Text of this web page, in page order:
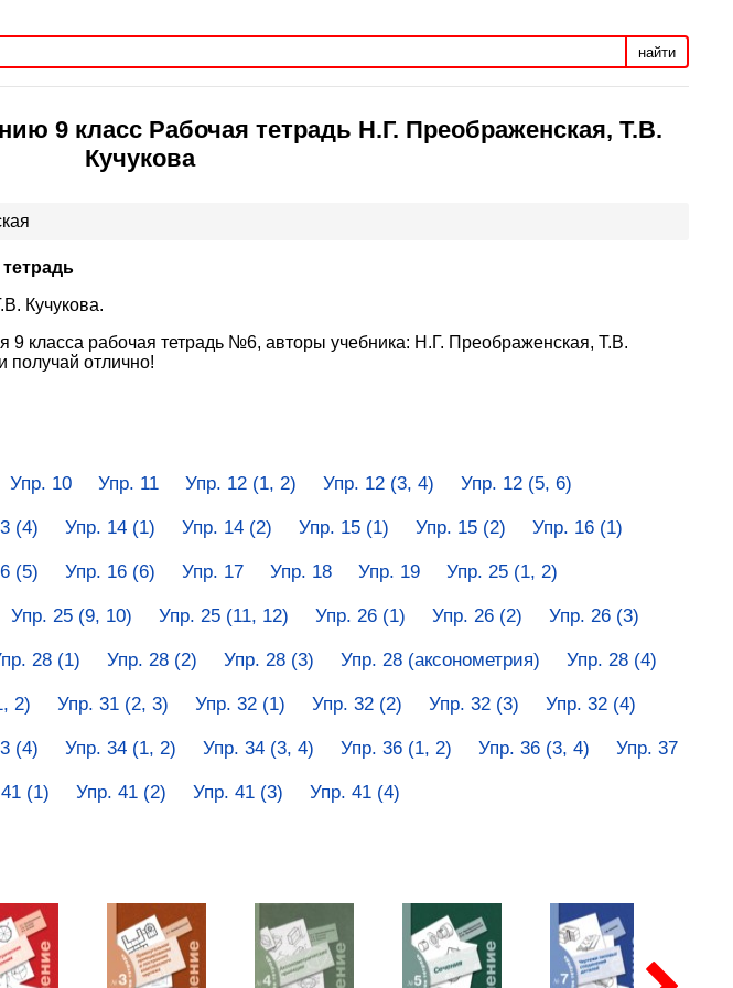
найти
9 класс Рабочая тетрадь Н.Г. Преображенская, Т.В.
Кучукова
Кучукова.
класса рабочая тетрадь №6, авторы учебника: Н.Г. Преображенская, Т.В.
получай отлично!
Упр. 10 Упр. 11 Упр. 12 (1, 2) Упр. 12 (3, 4) Упр. 12 (5, 6)
(4) Упр. 14 (1) Упр. 14 (2) Упр. 15 (1) Упр. 15 (2) Упр. 16 (1)
(5) Упр. 16 (6) Упр. 17 Упр. 18 Упр. 19 Упр. 25 (1, 2)
Упр. 25 (9, 10) Упр. 25 (11, 12) Упр. 26 (1) Упр. 26 (2) Упр. 26 (3)
28 (1) Упр. 28 (2) Упр. 28 (3) Упр. 28 (аксонометрия) Упр. 28 (4)
2) Упр. 31 (2, 3) Упр. 32 (1) Упр. 32 (2) Упр. 32 (3) Упр. 32 (4)
(4) Упр. 34 (1, 2) Упр. 34 (3, 4) Упр. 36 (1, 2) Упр. 36 (3, 4) Упр. 37
(1) Упр. 41 (2) Упр. 41 (3) Упр. 41 (4)